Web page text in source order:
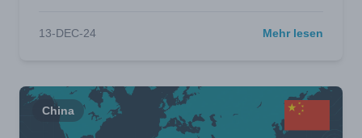
13-DEC-24 Mehr lesen
China